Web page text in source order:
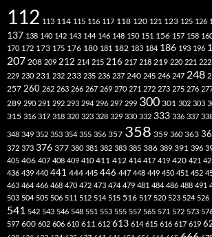
112 113 114 115 116 117 118 120 121 123 125 126
137 138 140 142 143 144 146 148 150 151 156 157 158
170 172 173 175 176 180 181 182 183 184 186 193 196
207 208 209 212 214 215 216 217 218 219 220 221 222
229 230 231 232 233 235 236 237 240 245 246 247 248
257 260 262 263 266 267 269 270 271 272 273 275 276
289 290 291 292 293 294 296 297 299 300 301 302 303
315 316 317 318 320 323 328 329 330 332 333 336 337
348 349 352 353 354 355 356 357 358 359 360 363
372 373 376 377 380 381 382 383 385 386 389 391 396
405 406 407 408 409 410 411 412 414 417 419 420 421
436 439 440 441 444 445 446 447 448 449 450 451 452
463 464 466 468 470 472 473 474 479 481 484 486 488 491
503 504 505 506 511 512 514 515 516 517 520 523 524 526
541 542 543 546 548 551 553 555 557 565 571 572 573
597 600 602 606 610 611 612 613 614 615 616 617 619